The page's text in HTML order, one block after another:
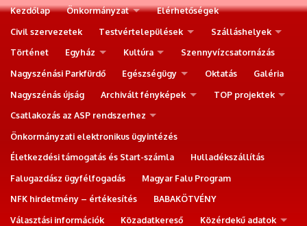
Kezdőlap Önkormányzat
Elérhetőségek
Civil szervezetek
Testvértelepülések
Szálláshelyek
Történet
Egyház Kultúra
Szennyvízcsatornázás
Nagyszénási Parkfürdő
Egészségügy Oktatás
Galéria
Nagyszénás újság
Archivált fényképek
TOP projektek
Csatlakozás az ASP rendszerhez
Önkormányzati elektronikus ügyintézés
Életkezdési támogatás és Start-számla
Hulladékszállítás
Falugazdász ügyfélfogadás
Magyar Falu Program
NFK hirdetmény – értékesítés
BABAKÖTVÉNY
Választási információk
Közadatkereső
Közérdekű adatok